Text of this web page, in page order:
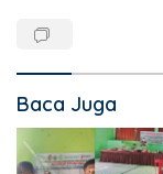
Baca Juga